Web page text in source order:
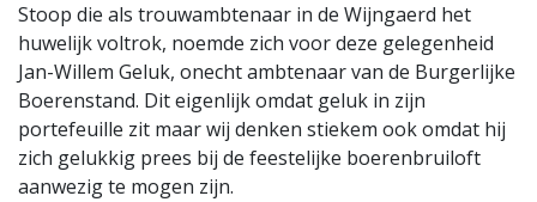
Stoop die als trouwambtenaar in de Wijngaerd het
huwelijk voltrok, noemde zich voor deze gelegenheid
Jan-Willem Geluk, onecht ambtenaar van de Burgerlijke
Boerenstand. Dit eigenlijk omdat geluk in zijn
portefeuille zit maar wij denken stiekem ook omdat hij
zich gelukkig prees bij de feestelijke boerenbruiloft
aanwezig te mogen zijn.